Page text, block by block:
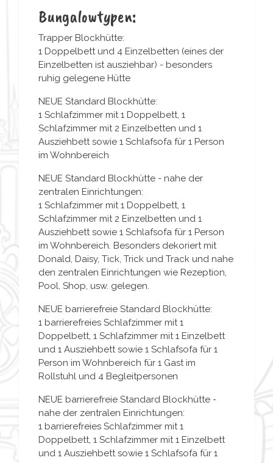
Bungalowtypen:
Trapper Blockhütte:
1 Doppelbett und 4 Einzelbetten (eines der
Einzelbetten ist ausziehbar) - besonders
ruhig gelegene Hütte
NEUE Standard Blockhütte:
1 Schlafzimmer mit 1 Doppelbett, 1
Schlafzimmer mit 2 Einzelbetten und 1
Ausziehbett sowie 1 Schlafsofa für 1 Person
im Wohnbereich
NEUE Standard Blockhütte - nahe der
zentralen Einrichtungen:
1 Schlafzimmer mit 1 Doppelbett, 1
Schlafzimmer mit 2 Einzelbetten und 1
Ausziehbett sowie 1 Schlafsofa für 1 Person
im Wohnbereich. Besonders dekoriert mit
Donald, Daisy, Tick, Trick und Track und nahe
den zentralen Einrichtungen wie Rezeption,
Pool, Shop, usw. gelegen.
NEUE barrierefreie Standard Blockhütte:
1 barrierefreies Schlafzimmer mit 1
Doppelbett, 1 Schlafzimmer mit 1 Einzelbett
und 1 Ausziehbett sowie 1 Schlafsofa für 1
Person im Wohnbereich für 1 Gast im
Rollstuhl und 4 Begleitpersonen
NEUE barrierefreie Standard Blockhütte -
nahe der zentralen Einrichtungen:
1 barrierefreies Schlafzimmer mit 1
Doppelbett, 1 Schlafzimmer mit 1 Einzelbett
und 1 Ausziehbett sowie 1 Schlafsofa für 1